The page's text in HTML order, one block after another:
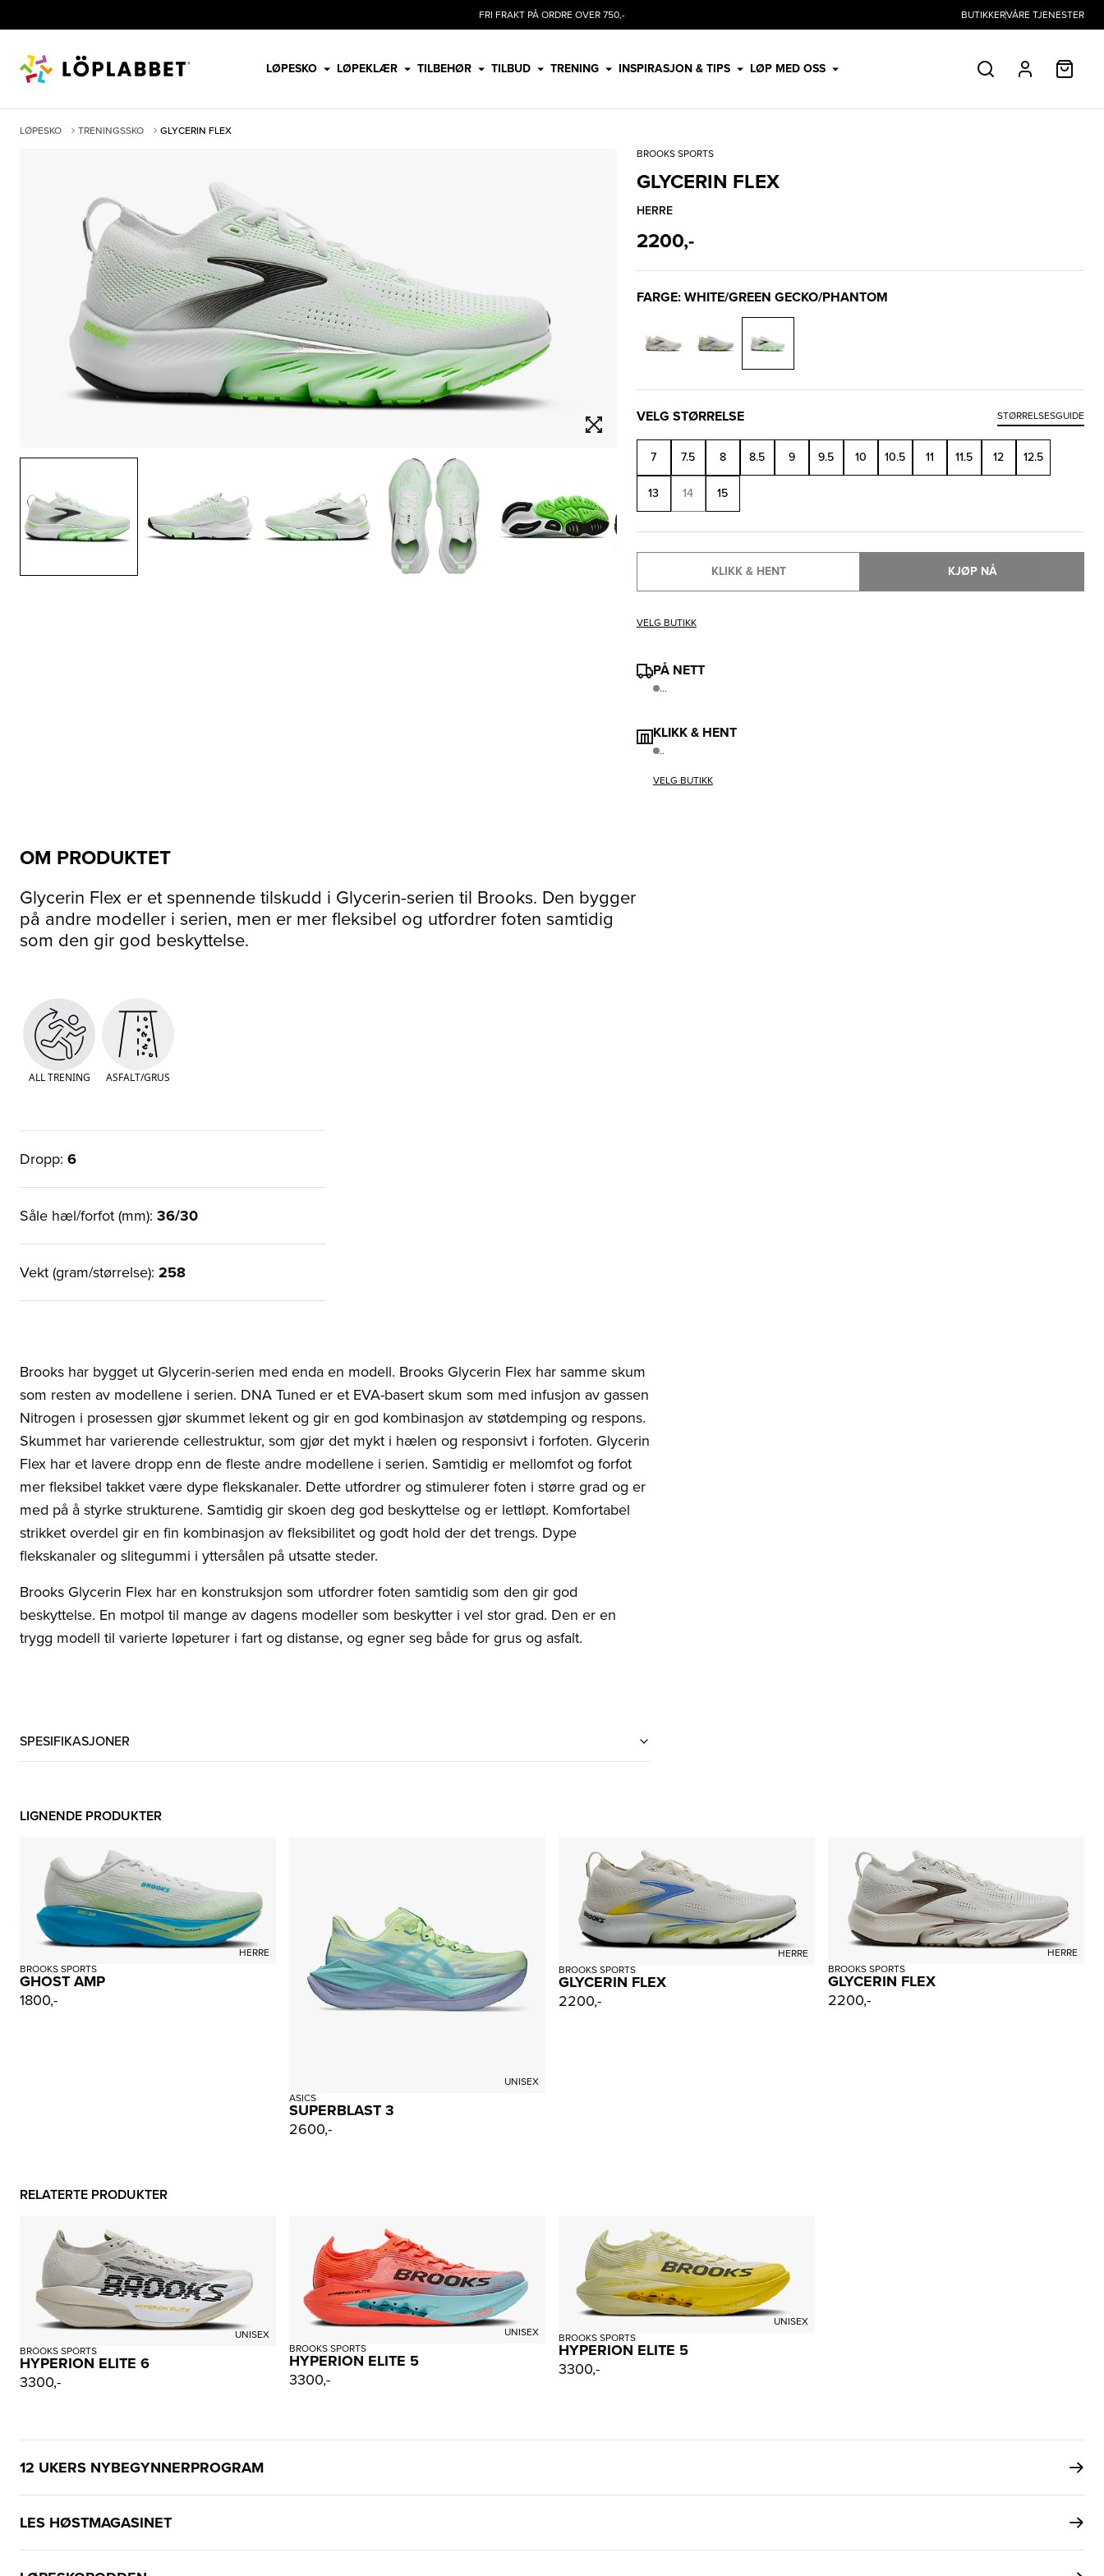
FRI FRAKT PÅ ORDRE OVER 750,- BUTIKKERVÅRE TJENESTER
LØPESKO LØPEKLÆR TILBEHØR TILBUD TRENING INSPIRASJON & TIPS LØP MED OSS SØK PROFIL
LØPESKO TRENINGSSKO
GLYCERIN FLEX
BROOKS SPORTS
GLYCERIN FLEX
HERRE
2200,-
FARGE: WHITE/GREEN GECKO/PHANTOM
VELG STØRRELSE STØRRELSESGUIDE
7 7.5 8 8.5 9 9.5 10 10.5 11 11.5 12 12.5
13 14 15
KLIKK & HENT KJØP NÅ
VELG BUTIKK
PÅ NETT
...
KLIKK & HENT
..
VELG BUTIKK
OM PRODUKTET
Glycerin Flex er et spennende tilskudd i Glycerin-serien til Brooks. Den bygger
på andre modeller i serien, men er mer fleksibel og utfordrer foten samtidig
som den gir god beskyttelse.
ALL TRENING ASFALT/GRUS
Dropp: 6
Såle hæl/forfot (mm): 36/30
Vekt (gram/størrelse): 258
Brooks har bygget ut Glycerin-serien med enda en modell. Brooks Glycerin Flex har samme skum
som resten av modellene i serien. DNA Tuned er et EVA-basert skum som med infusjon av gassen
Nitrogen i prosessen gjør skummet lekent og gir en god kombinasjon av støtdemping og respons.
Skummet har varierende cellestruktur, som gjør det mykt i hælen og responsivt i forfoten. Glycerin
Flex har et lavere dropp enn de fleste andre modellene i serien. Samtidig er mellomfot og forfot
mer fleksibel takket være dype flekskanaler. Dette utfordrer og stimulerer foten i større grad og er
med på å styrke strukturene. Samtidig gir skoen deg god beskyttelse og er lettløpt. Komfortabel
strikket overdel gir en fin kombinasjon av fleksibilitet og godt hold der det trengs. Dype
flekskanaler og slitegummi i yttersålen på utsatte steder.
Brooks Glycerin Flex har en konstruksjon som utfordrer foten samtidig som den gir god
beskyttelse. En motpol til mange av dagens modeller som beskytter i vel stor grad. Den er en
trygg modell til varierte løpeturer i fart og distanse, og egner seg både for grus og asfalt.
SPESIFIKASJONER
LIGNENDE PRODUKTER
HERRE
BROOKS SPORTS
GHOST AMP
1800,-
UNISEX
ASICS
SUPERBLAST 3
2600,-
HERRE
BROOKS SPORTS
GLYCERIN FLEX
2200,-
HERRE
BROOKS SPORTS
GLYCERIN FLEX
2200,-
RELATERTE PRODUKTER
UNISEX
BROOKS SPORTS
HYPERION ELITE 6
3300,-
UNISEX
BROOKS SPORTS
HYPERION ELITE 5
3300,-
UNISEX
BROOKS SPORTS
HYPERION ELITE 5
3300,-
12 UKERS NYBEGYNNERPROGRAM
LES HØSTMAGASINET